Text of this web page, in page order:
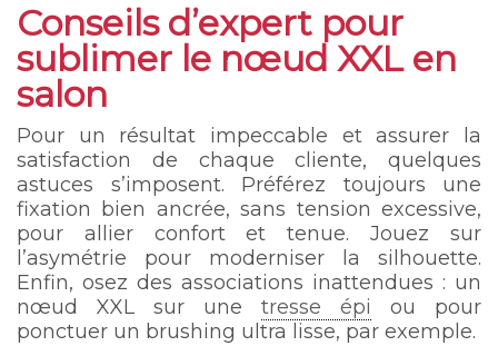
Conseils d’expert pour
sublimer le nœud XXL en
salon
Pour un résultat impeccable et assurer la
satisfaction de chaque cliente, quelques
astuces s’imposent. Préférez toujours une
fixation bien ancrée, sans tension excessive,
pour allier confort et tenue. Jouez sur
l’asymétrie pour moderniser la silhouette.
Enfin, osez des associations inattendues : un
nœud XXL sur une tresse épi ou pour
ponctuer un brushing ultra lisse, par exemple.